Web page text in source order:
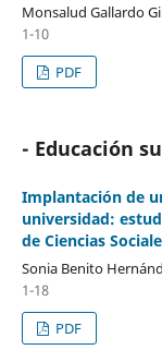
Monsalud Gallardo
1-10
PDF
- Educación
Implantación de
universidad:
de Ciencias
Sonia Benito
1-18
PDF